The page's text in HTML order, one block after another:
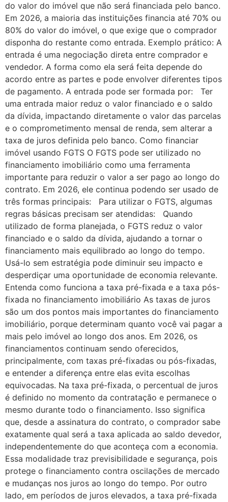
do valor do imóvel que não será financiada pelo banco.
Em 2026, a maioria das instituições financia até 70% ou
80% do valor do imóvel, o que exige que o comprador
disponha do restante como entrada. Exemplo prático: A
entrada é uma negociação direta entre comprador e
vendedor. A forma como ela será feita depende do
acordo entre as partes e pode envolver diferentes tipos
de pagamento. A entrada pode ser formada por: Ter
uma entrada maior reduz o valor financiado e o saldo
da dívida, impactando diretamente o valor das parcelas
e o comprometimento mensal de renda, sem alterar a
taxa de juros definida pelo banco. Como financiar
imóvel usando FGTS O FGTS pode ser utilizado no
financiamento imobiliário como uma ferramenta
importante para reduzir o valor a ser pago ao longo do
contrato. Em 2026, ele continua podendo ser usado de
três formas principais: Para utilizar o FGTS, algumas
regras básicas precisam ser atendidas: Quando
utilizado de forma planejada, o FGTS reduz o valor
financiado e o saldo da dívida, ajudando a tornar o
financiamento mais equilibrado ao longo do tempo.
Usá-lo sem estratégia pode diminuir seu impacto e
desperdiçar uma oportunidade de economia relevante.
Entenda como funciona a taxa pré-fixada e a taxa pós-
fixada no financiamento imobiliário As taxas de juros
são um dos pontos mais importantes do financiamento
imobiliário, porque determinam quanto você vai pagar a
mais pelo imóvel ao longo dos anos. Em 2026, os
financiamentos continuam sendo oferecidos,
principalmente, com taxas pré-fixadas ou pós-fixadas,
e entender a diferença entre elas evita escolhas
equivocadas. Na taxa pré-fixada, o percentual de juros
é definido no momento da contratação e permanece o
mesmo durante todo o financiamento. Isso significa
que, desde a assinatura do contrato, o comprador sabe
exatamente qual será a taxa aplicada ao saldo devedor,
independentemente do que aconteça com a economia.
Essa modalidade traz previsibilidade e segurança, pois
protege o financiamento contra oscilações de mercado
e mudanças nos juros ao longo do tempo. Por outro
lado, em períodos de juros elevados, a taxa pré-fixada